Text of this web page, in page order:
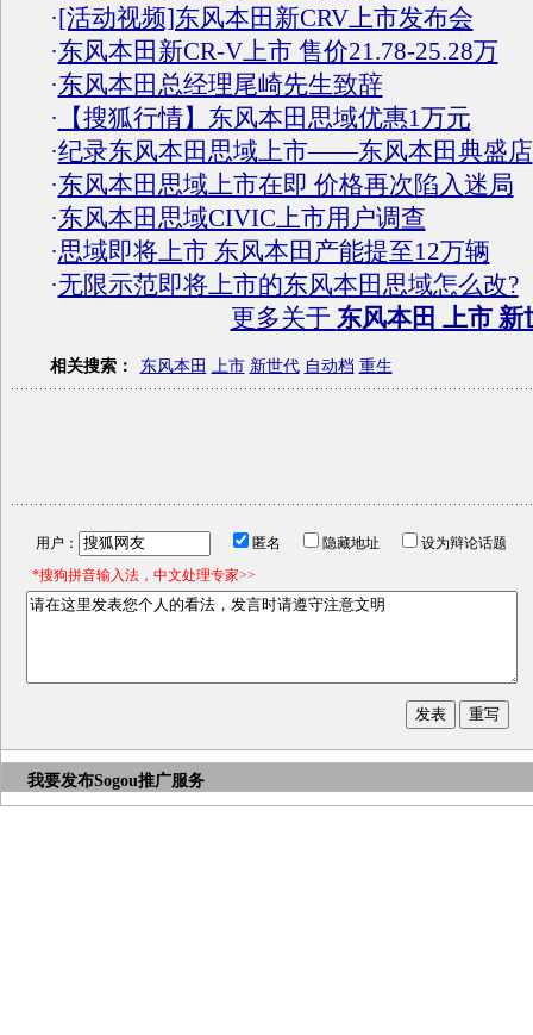
·[活动视频]东风本田新CRV上市发布会
·东风本田新CR-V上市 售价21.78-25.28万
·东风本田总经理尾崎先生致辞
· 【搜狐行情】东风本田思域优惠1万元
·纪录东风本田思域上市——东风本田典盛店
·东风本田思域上市在即 价格再次陷入迷局
·东风本田思域CIVIC上市用户调查
·思域即将上市 东风本田产能提至12万辆
·无限示范即将上市的东风本田思域怎么改?
更多关于 东风本田 上市 新
相关搜索： 东风本田 上市 新世代 自动档 重生
用户： 匿名 隐藏地址
设为辩论话题
*搜狗拼音输入法，中文处理专家>>
我要发布Sogou推广服务